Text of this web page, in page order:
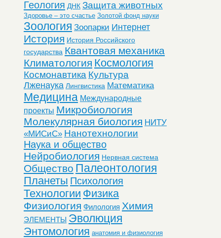
Геология ДНК Защита животных
Здоровье – это счастье Золотой фонд науки
Зоология Зоопарки Интернет
История История Российского
государства Квантовая механика
Климатология Космология
Космонавтика Культура
Лженаука Лингвистика Математика
Медицина Международные
проекты Микробиология
Молекулярная биология НИТУ
«МИСиС» Нанотехнологии
Наука и общество
Нейробиология Нервная система
Общество Палеонтология
Планеты Психология
Технологии Физика
Физиология Филология Химия
ЭЛЕМЕНТЫ Эволюция
Энтомология анатомия и физиология